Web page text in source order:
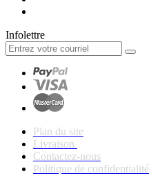
Infolettre
Plan du site
Livraison
Contactez-nous
Politique de confidentialité